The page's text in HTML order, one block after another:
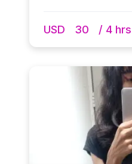
USD 30 / 4 hrs